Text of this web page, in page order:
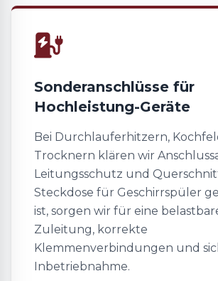
Sonderanschlüsse für
Hochleistung-Geräte
Bei Durchlauferhitzern,
Trocknern klären wir
Leitungsschutz und
Steckdose für Geschirrspüler
ist, sorgen wir für eine
Zuleitung, korrekte
Klemmenverbindungen und
Inbetriebnahme.